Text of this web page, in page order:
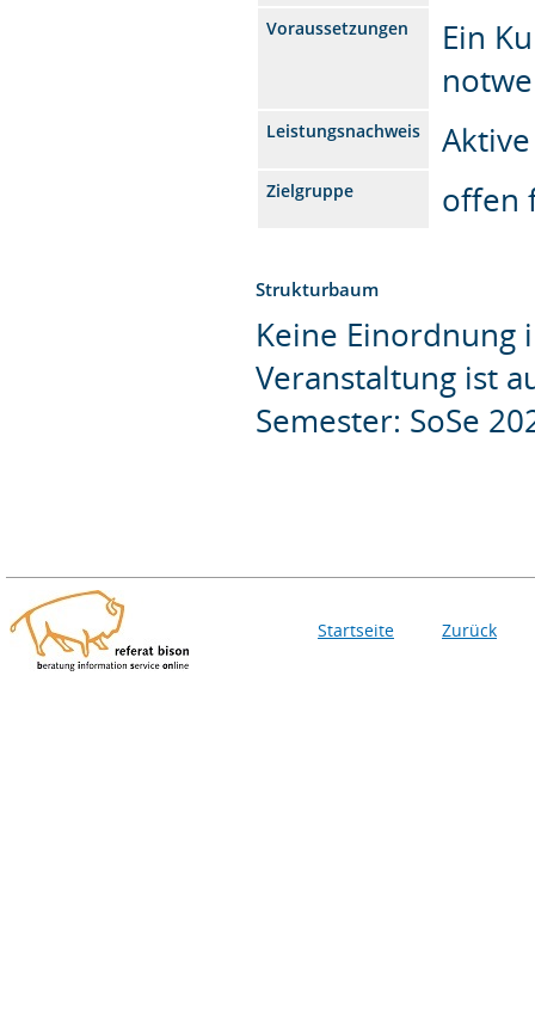
Voraussetzungen
Ein
Leistungsnachweis
Zielgruppe offen
Strukturbaum
Keine Einordnung
Veranstaltung ist
Semester: SoSe
Startseite Zurück